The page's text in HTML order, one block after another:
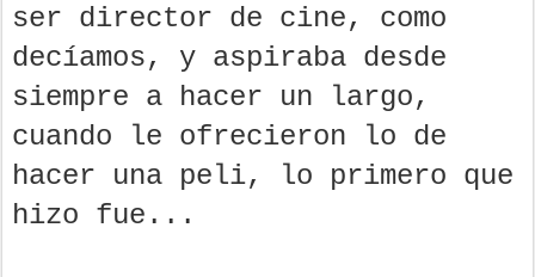
ser director de cine, como
decíamos, y aspiraba desde
siempre a hacer un largo,
cuando le ofrecieron lo de
hacer una peli, lo primero que
hizo fue...